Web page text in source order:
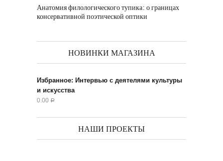
Анатомия филологического тупика: о границах
консервативной поэтической оптики
НОВИНКИ МАГАЗИНА
Избранное: Интервью с деятелями культуры
и искусства
0.00 Р
НАШИ ПРОЕКТЫ